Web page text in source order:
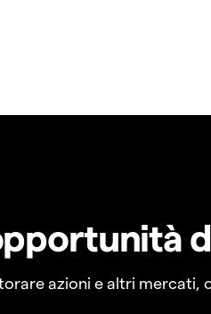
azioni e altri mercati,